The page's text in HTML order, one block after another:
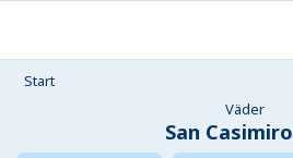
Start
Väder
San Casimiro